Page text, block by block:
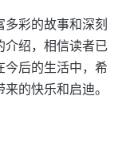
彩的故事和深刻
介绍，相信读者已
今后的生活中，希
的快乐和启迪。